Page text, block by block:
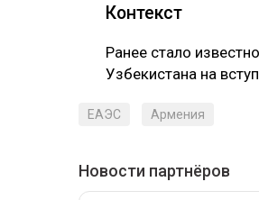
Контекст
Ранее стало
Узбекистана на
ЕАЭС Армения